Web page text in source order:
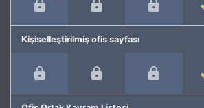
Kişiselleştirilmiş ofis sayfası